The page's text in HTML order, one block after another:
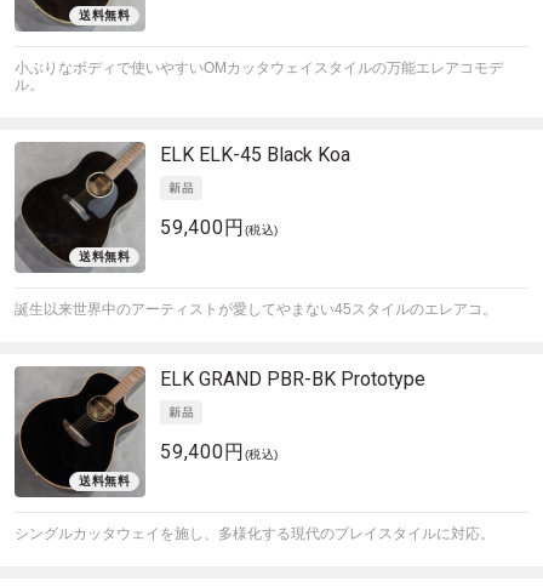
小ぶりなボディで使いやすいOMカッタウェイスタイルの万能エレアコモデ
ル。
ELK ELK-45 Black Koa
59,400円 (税込)
誕生以来世界中のアーティストが愛してやまない45スタイルのエレアコ。
ELK GRAND PBR-BK Prototype
59,400円 (税込)
シングルカッタウェイを施し、多様化する現代のプレイスタイルに対応。